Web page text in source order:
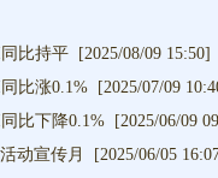
比持平
[2025/08/09 15:50]
比涨0.1%
[2025/07/09
比下降0.1%
[2025/06/09
动宣传月
[2025/06/05